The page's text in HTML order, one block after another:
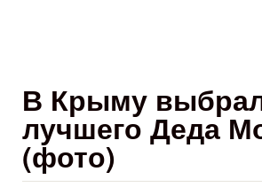
В Крыму
лучшего Деда
(фото)